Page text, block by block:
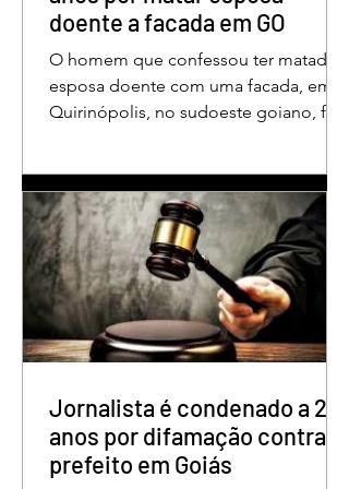
doente a facada em GO
O homem que confessou ter matado a
esposa doente com uma facada, em
Quirinópolis, no sudoeste goiano, foi
em outubro de 2025, na casa do casal.
À época, Cléria Rosa de Moraes se
recuperava de um Acidente Vascular
Cerebral (AVC) e estava em condição
de fragilidade física. De acordo com o
processo, Cléria foi morta com um
único golpe de faca no pescoço,
repousando, desferido pelo
Jornalista é condenado a 2
anos por difamação contra
prefeito em Goiás